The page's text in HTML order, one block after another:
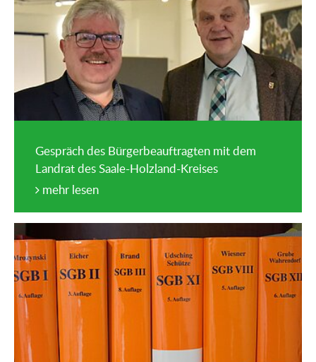
Gespräch des Bürgerbeauftragten mit dem
Landrat des Saale-Holzland-Kreises
mehr lesen